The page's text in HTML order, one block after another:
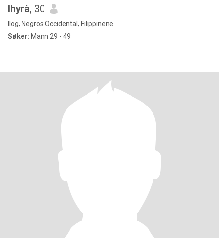
lhyrà, 30
Ilog, Negros Occidental, Filippinene
Søker: Mann 29 - 49